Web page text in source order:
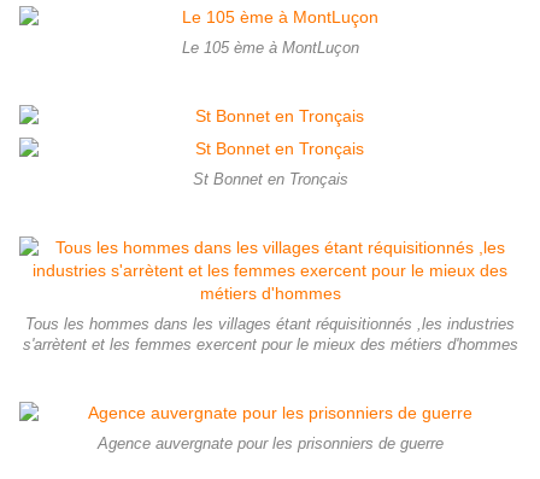
Le 105 ème à MontLuçon
St Bonnet en Tronçais
Tous les hommes dans les villages étant réquisitionnés ,les industries
s'arrètent et les femmes exercent pour le mieux des métiers d'hommes
Agence auvergnate pour les prisonniers de guerre